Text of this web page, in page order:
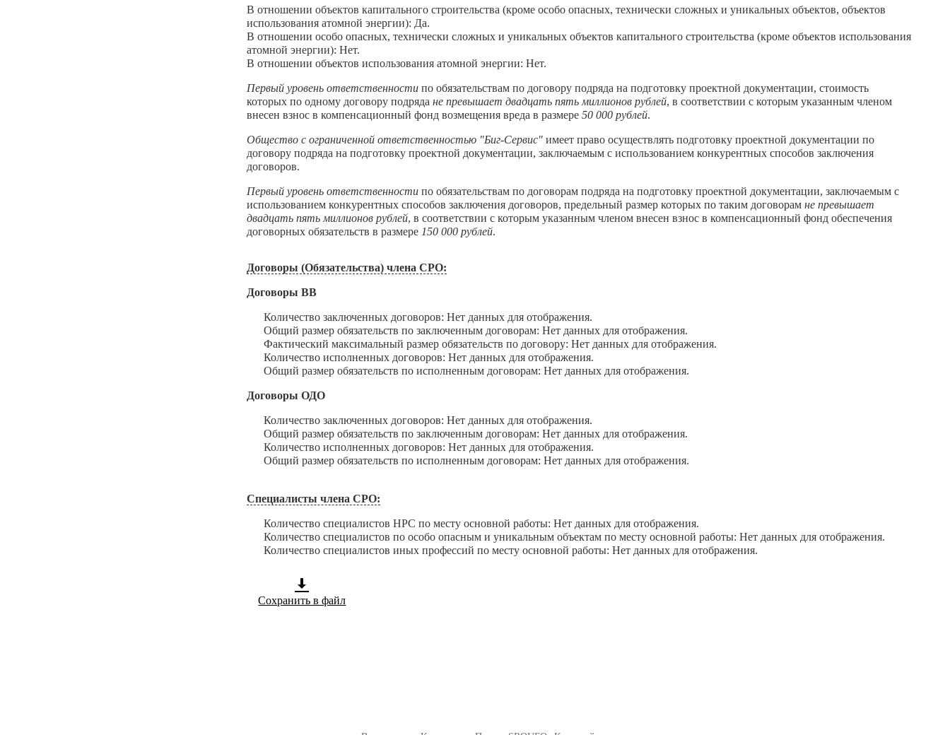
В отношении объектов капитального строительства (кроме особо опасных, технически сложных и уникальных объектов, объектов
использования атомной энергии): Да.
В отношении особо опасных, технически сложных и уникальных объектов капитального строительства (кроме объектов использования
атомной энергии): Нет.
В отношении объектов использования атомной энергии: Нет.
Первый уровень ответственности по обязательствам по договору подряда на подготовку проектной документации, стоимость
которых по одному договору подрядане превышает двадцать пять миллионов рублей, в соответствии с которым указанным членом
внесен взнос в компенсационный фонд возмещения вреда в размере50 000 рублей.
Общество с ограниченной ответственностью "Биг-Сервис" имеет право осуществлять подготовку проектной документации по
договору подряда на подготовку проектной документации, заключаемым с использованием конкурентных способов заключения
договоров.
Первый уровень ответственности по обязательствам по договорам подряда на подготовку проектной документации, заключаемым с
использованием конкурентных способов заключения договоров, предельный размер которых по таким договорамне превышает
двадцать пять миллионов рублей, в соответствии с которым указанным членом внесен взнос в компенсационный фонд обеспечения
договорных обязательств в размере 150 000 рублей.
Договоры (Обязательства) члена СРО:
Договоры ВВ
Количество заключенных договоров: Нет данных для отображения.
Общий размер обязательств по заключенным договорам: Нет данных для отображения.
Фактический максимальный размер обязательств по договору: Нет данных для отображения.
Количество исполненных договоров: Нет данных для отображения.
Общий размер обязательств по исполненным договорам: Нет данных для отображения.
Договоры ОДО
Количество заключенных договоров: Нет данных для отображения.
Общий размер обязательств по заключенным договорам: Нет данных для отображения.
Количество исполненных договоров: Нет данных для отображения.
Общий размер обязательств по исполненным договорам: Нет данных для отображения.
Специалисты члена СРО:
Количество специалистов НРС по месту основной работы: Нет данных для отображения.
Количество специалистов по особо опасным и уникальным объектам по месту основной работы: Нет данных для отображения.
Количество специалистов иных профессий по месту основной работы: Нет данных для отображения.
Сохранить в файл